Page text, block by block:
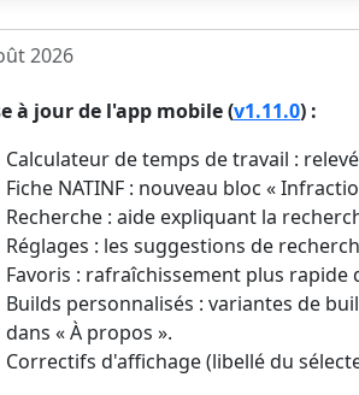
2026
à jour de l'app mobile (v1.11.0) :
Calculateur de temps de travail :
Fiche NATINF : nouveau bloc «
Recherche : aide expliquant la
Réglages : les suggestions de
Favoris : rafraîchissement plus
Builds personnalisés : variantes de
dans « À propos ».
Correctifs d'affichage (libellé du